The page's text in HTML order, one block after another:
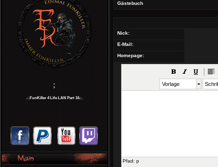
;
.:.FunKiller 4 Life LAN Part 16.:.
Gästebuch
Nick:
E-Mail:
Homepage:
Vorlage
Pfad: p